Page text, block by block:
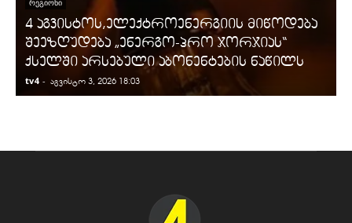
ᲠᲔᲒᲘᲝᲜᲘ
4 აგვისტოს,ელექტროენერგიის მიწოდება
შეეზღუდება „ენერგო-პრო ჯორჯიას“
ქსელში არსებული აბონენტების ნაწილს
tv4 - აგვისტო 3, 2026 18:03